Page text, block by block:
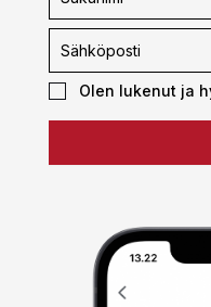
Olen lukenut ja